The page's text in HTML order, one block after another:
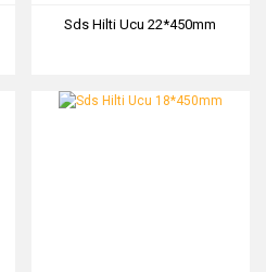
Sds Hilti Ucu 22*450mm